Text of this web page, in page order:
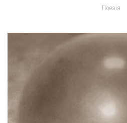
Поезія